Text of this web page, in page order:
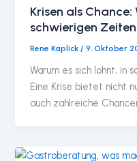
Krisen als Chance:
schwierigen
Rene Kaplick /9. Oktober
Warum es sich lohnt, in
Eine Krise bietet nicht
auch zahlreiche